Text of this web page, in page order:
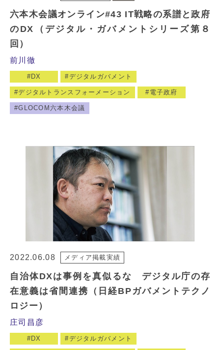
六本木会議オンライン#43 IT戦略の系譜と政府
のDX（デジタル・ガバメントシリーズ第８
回）
前川徹
DX デジタルガバメント
デジタルトランスフォーメーション 電子政府
GLOCOM六本木会議
2022.06.08 メディア掲載実績
自治体DXは事例を真似るな デジタル庁の存
在意義は省間連携（日経BPガバメントテクノ
ロジー）
庄司昌彦
DX デジタルガバメント